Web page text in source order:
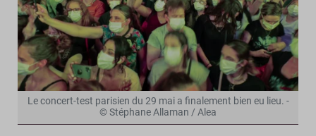
Le concert-test parisien du 29 mai a finalement bien eu lieu. -
© Stéphane Allaman / Alea